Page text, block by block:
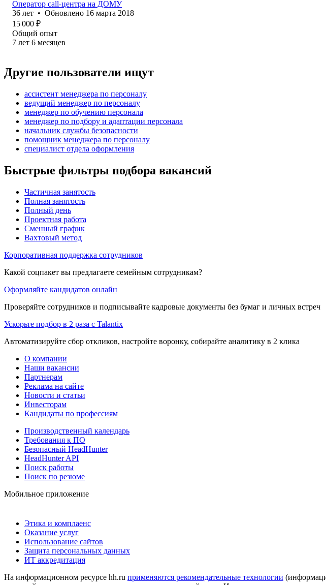
Оператор call-центра на ДОМУ
36 лет • Обновлено 16 марта 2018
15 000 ₽
Общий опыт
7 лет 6 месяцев
Другие пользователи ищут
ассистент менеджера по персоналу
ведущий менеджер по персоналу
менеджер по обучению персонала
менеджер по подбору и адаптации персонала
начальник службы безопасности
помощник менеджера по персоналу
специалист отдела оформления
Быстрые фильтры подбора вакансий
Частичная занятость
Полная занятость
Полный день
Проектная работа
Сменный график
Вахтовый метод
Корпоративная поддержка сотрудников
Какой соцпакет вы предлагаете семейным сотрудникам?
Оформляйте кандидатов онлайн
Проверяйте сотрудников и подписывайте кадровые документы без бумаг и личных встреч
Ускорьте подбор в 2 раза с Talantix
Автоматизируйте сбор откликов, настройте воронку, собирайте аналитику в 2 клика
О компании
Наши вакансии
Партнерам
Реклама на сайте
Новости и статьи
Инвесторам
Кандидаты по профессиям
Производственный календарь
Требования к ПО
Безопасный HeadHunter
HeadHunter API
Поиск работы
Поиск по резюме
Мобильное приложение
Этика и комплаенс
Оказание услуг
Использование сайтов
Защита персональных данных
ИТ аккредитация
На информационном ресурсе hh.ru применяются рекомендательные технологии